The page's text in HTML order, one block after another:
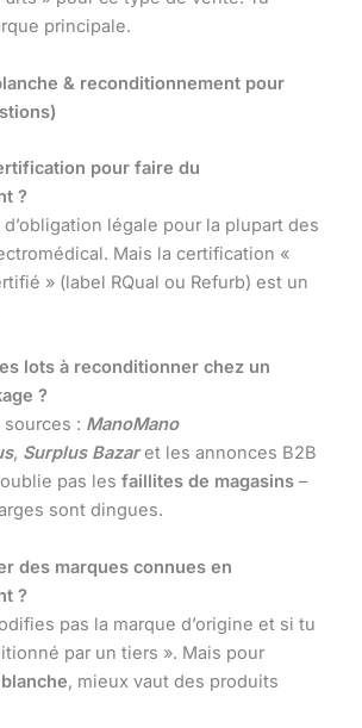
principale.
& reconditionnement pour
pour faire du
?
d’obligation légale pour la plupart des
Mais la certification «
» (label RQual ou Refurb) est un
lots à reconditionner chez un
?
sources : ManoMano
, Surplus Bazaret les annonces B2B
pas les faillites de magasins –
sont dingues.
des marques connues en
?
pas la marque d’origine et si tu
par un tiers ». Mais pour
, mieux vaut des produits